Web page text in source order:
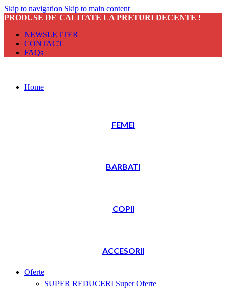
Skip to navigation Skip to main content
PRODUSE DE CALITATE LA PRETURI DECENTE !
NEWSLETTER
CONTACT
FAQs
Home
FEMEI
BARBATI
COPII
ACCESORII
Oferte
SUPER REDUCERI Super Oferte